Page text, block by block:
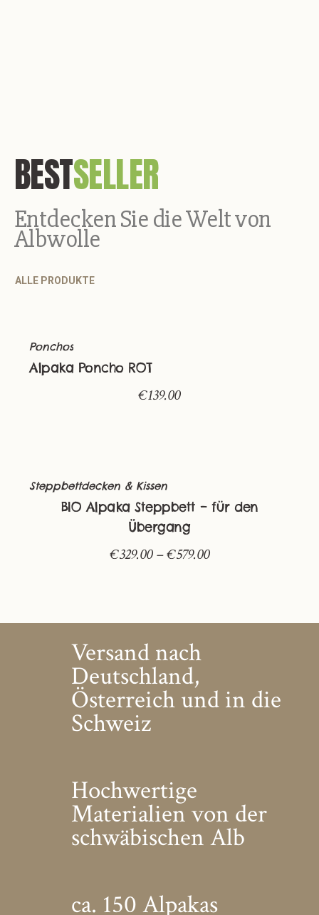
BESTSELLER
Entdecken Sie die Welt von
Albwolle
ALLE PRODUKTE
Ponchos
Alpaka Poncho ROT
€139.00
Steppbettdecken & Kissen
BIO Alpaka Steppbett – für den
Übergang
€329.00–€579.00
Versand nach
Deutschland,
Österreich und in die
Schweiz
Hochwertige
Materialien von der
schwäbischen Alb
ca. 150 Alpakas